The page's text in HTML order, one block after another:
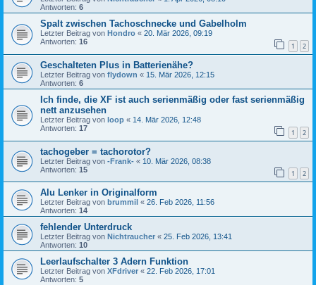
Antworten: 6
Spalt zwischen Tachoschnecke und Gabelholm
Letzter Beitrag von Hondro « 20. Mär 2026, 09:19
Antworten: 16 1 2
Geschalteten Plus in Batterienähe?
Letzter Beitrag von flydown « 15. Mär 2026, 12:15
Antworten: 6
Ich finde, die XF ist auch serienmäßig oder fast serienmäßig
nett anzusehen
Letzter Beitrag von loop « 14. Mär 2026, 12:48
Antworten: 17 1 2
tachogeber = tachorotor?
Letzter Beitrag von -Frank- « 10. Mär 2026, 08:38
Antworten: 15 1 2
Alu Lenker in Originalform
Letzter Beitrag von brummil « 26. Feb 2026, 11:56
Antworten: 14
fehlender Unterdruck
Letzter Beitrag von Nichtraucher « 25. Feb 2026, 13:41
Antworten: 10
Leerlaufschalter 3 Adern Funktion
Letzter Beitrag von XFdriver « 22. Feb 2026, 17:01
Antworten: 5